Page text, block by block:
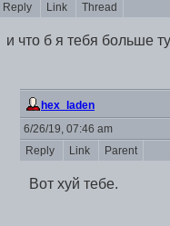
Reply
Link Thread
и что б я тебя больше
hex_laden
6/26/19, 07:46 am
Reply
Link Parent
Вот хуй тебе.